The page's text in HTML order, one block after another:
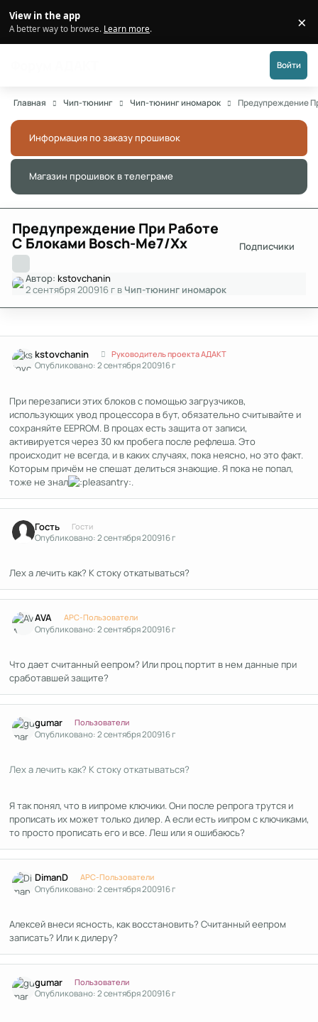
View in the app
A better way to browse. Learn more. ×
Войти
Главная Чип-тюнинг Чип-тюнинг иномарок Предупреждение
Информация по заказу прошивок
Магазин прошивок в телеграме
Предупреждение При Работе
С Блоками Bosch-Me7/Xx Подписчики
Автор: kstоvchanin
2 сентября 200916 г в Чип-тюнинг иномарок
kstоvchanin Руководитель проекта АДАКТ
Опубликовано:2 сентября 200916 г
При перезаписи этих блоков с помощью загрузчиков,
использующих увод процессора в бут, обязательно считывайте и
сохраняйте EEPROM. В процах есть защита от записи,
активируется через 30 км пробега после рефлеша. Это
происходит не всегда, и в каких случаях, пока неясно, но это факт.
Которым причём не спешат делиться знающие. Я пока не попал,
тоже не знал
Гость Гости
Опубликовано:2 сентября 200916 г
Лех а лечить как? К стоку откатываться?
AVA APC-Пользователи
Опубликовано:2 сентября 200916 г
Что дает считанный еепром? Или проц портит в нем данные при
сработавшей защите?
gumar Пользователи
Опубликовано:2 сентября 200916 г
Лех а лечить как? К стоку откатываться?
Я так понял, что в иипроме ключики. Они после репрога трутся и
прописать их может только дилер. А если есть иипром с ключиками,
то просто прописать его и все. Леш или я ошибаюсь?
DimanD APC-Пользователи
Опубликовано:2 сентября 200916 г
Алексей внеси ясность, как восстановить? Считанный еепром
записать? Или к дилеру?
gumar Пользователи
Опубликовано:2 сентября 200916 г